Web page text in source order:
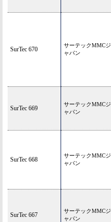
SurTec 670
サーテックMMCジ
ャパン
SurTec 669
サーテックMMCジ
ャパン
SurTec 668
サーテックMMCジ
ャパン
SurTec 667
サーテックMMCジ
ャパン